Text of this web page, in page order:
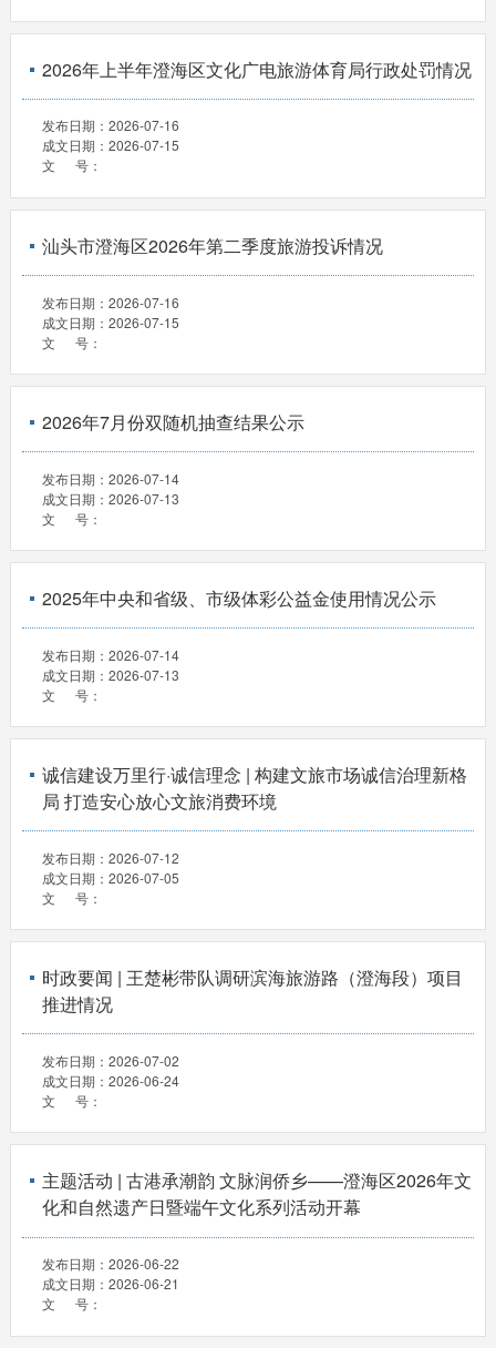
2026年上半年澄海区文化广电旅游体育局行政处罚情况
发布日期： 2026-07-16
成文日期： 2026-07-15
文 号：
汕头市澄海区2026年第二季度旅游投诉情况
发布日期： 2026-07-16
成文日期： 2026-07-15
文 号：
2026年7月份双随机抽查结果公示
发布日期： 2026-07-14
成文日期： 2026-07-13
文 号：
2025年中央和省级、市级体彩公益金使用情况公示
发布日期： 2026-07-14
成文日期： 2026-07-13
文 号：
诚信建设万里行·诚信理念 | 构建文旅市场诚信治理新格
局 打造安心放心文旅消费环境
发布日期： 2026-07-12
成文日期： 2026-07-05
文 号：
时政要闻 | 王楚彬带队调研滨海旅游路（澄海段）项目
推进情况
发布日期： 2026-07-02
成文日期： 2026-06-24
文 号：
主题活动 | 古港承潮韵 文脉润侨乡——澄海区2026年文
化和自然遗产日暨端午文化系列活动开幕
发布日期： 2026-06-22
成文日期： 2026-06-21
文 号：